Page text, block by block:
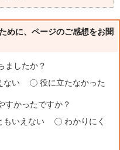
めに、ページのご感想をお聞
ましたか？
ない 役に立たなかった
すかったですか？
もいえない
わかりにく